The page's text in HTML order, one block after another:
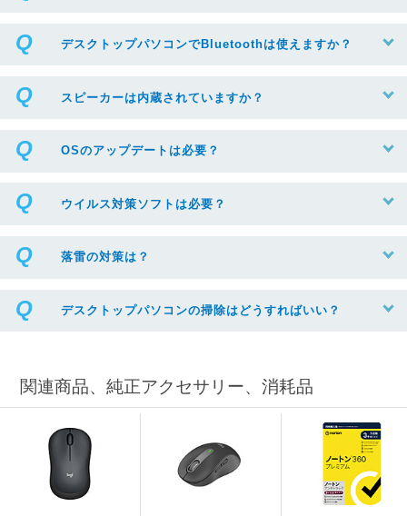
デスクトップパソコンでBluetoothは使えますか？
スピーカーは内蔵されていますか？
OSのアップデートは必要？
ウイルス対策ソフトは必要？
落雷の対策は？
デスクトップパソコンの掃除はどうすればいい？
関連商品、純正アクセサリー、消耗品